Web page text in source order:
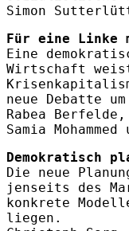
Simon
Für eine Linke
Eine
Wirtschaft weist
neue Debatte
Rabea
Samia
Demokratisch
Die neue
jenseits des
konkrete
liegen.